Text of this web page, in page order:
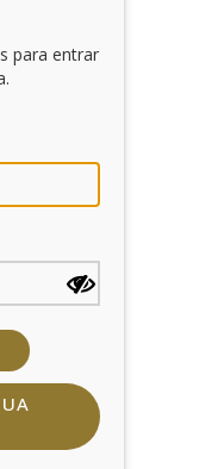
para entrar